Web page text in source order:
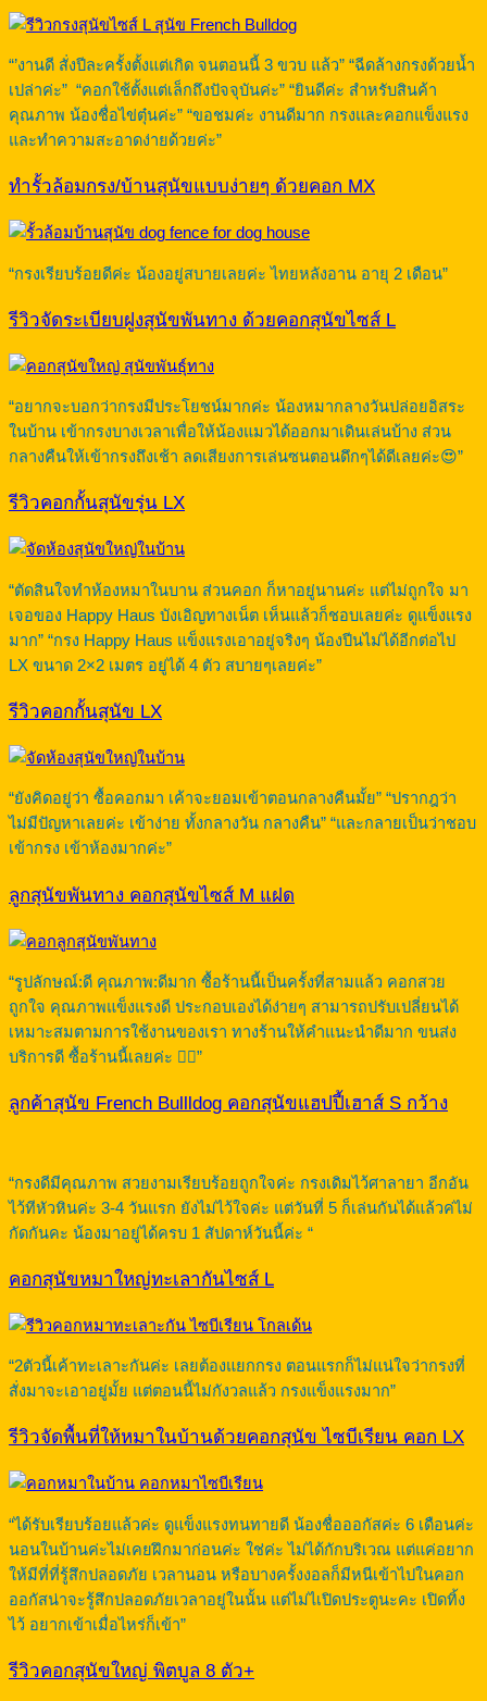
“’งานดี สั่งปีละครั้งตั้งแต่เกิด จนตอนนี้ 3 ขวบ แล้ว” “ฉีดล้างกรงด้วยน้ำ
เปล่าค่ะ” “คอกใช้ตั้งแต่เล็กถึงปัจจุบันค่ะ” “ยินดีค่ะ สำหรับสินค้า
คุณภาพ น้องชื่อไข่ตุ๋นค่ะ” “ขอชมค่ะ งานดีมาก กรงและคอกแข็งแรง
และทำความสะอาดง่ายด้วยค่ะ”
ทำรั้วล้อมกรง/บ้านสุนัขแบบง่ายๆ ด้วยคอก MX
“กรงเรียบร้อยดีค่ะ น้องอยู่สบายเลยค่ะ ไทยหลังอาน อายุ 2 เดือน”
รีวิวจัดระเบียบฝูงสุนัขพันทาง ด้วยคอกสุนัขไซส์ L
“อยากจะบอกว่ากรงมีประโยชน์มากค่ะ น้องหมากลางวันปล่อยอิสระ
ในบ้าน เข้ากรงบางเวลาเพื่อให้น้องแมวได้ออกมาเดินเล่นบ้าง ส่วน
กลางคืนให้เข้ากรงถึงเช้า ลดเสียงการเล่นซนตอนดึกๆได้ดีเลยค่ะ😍”
รีวิวคอกกั้นสุนัขรุ่น LX
“ตัดสินใจทำห้องหมาในบาน ส่วนคอก ก็หาอยู่นานค่ะ แต่ไม่ถูกใจ มา
เจอของ Happy Haus บังเอิญทางเน็ต เห็นแล้วก็ชอบเลยค่ะ ดูแข็งแรง
มาก” “กรง Happy Haus แข็งแรงเอาอยู่จริงๆ น้องปีนไม่ได้อีกต่อไป
LX ขนาด 2×2 เมตร อยู่ได้ 4 ตัว สบายๆเลยค่ะ”
รีวิวคอกกั้นสุนัข LX
“ยังคิดอยู่ว่า ซื้อคอกมา เค้าจะยอมเข้าตอนกลางคืนมั้ย” “ปรากฎว่า
ไม่มีปัญหาเลยค่ะ เข้าง่าย ทั้งกลางวัน กลางคืน” “และกลายเป็นว่าชอบ
เข้ากรง เข้าห้องมากค่ะ”
ลูกสุนัขพันทาง คอกสุนัขไซส์ M แฝด
“รูปลักษณ์:ดี คุณภาพ:ดีมาก ซื้อร้านนี้เป็นครั้งที่สามแล้ว คอกสวย
ถูกใจ คุณภาพแข็งแรงดี ประกอบเองได้ง่ายๆ สามารถปรับเปลี่ยนได้
เหมาะสมตามการใช้งานของเรา ทางร้านให้คำแนะนำดีมาก ขนส่ง
บริการดี ซื้อร้านนี้เลยค่ะ 👍🏻”
ลูกค้าสุนัข French Bullldog คอกสุนัขแฮปปี้เฮาส์ S กว้าง
“กรงดีมีคุณภาพ สวยงามเรียบร้อยถูกใจค่ะ กรงเดิมไว้ศาลายา อีกอัน
ไว้ทีหัวหินค่ะ 3-4 วันแรก ยังไม่ไว้ใจค่ะ แต่วันที่ 5 ก็เล่นกันได้แล้วค่ไม่
กัดกันคะ น้องมาอยู่ได้ครบ 1 สัปดาห์วันนี้ค่ะ “
คอกสุนัขหมาใหญ่ทะเลากันไซส์ L
“2ตัวนี้เค้าทะเลาะกันค่ะ เลยต้องแยกกรง ตอนแรกก็ไม่แน่ใจว่ากรงที่
สั่งมาจะเอาอยู่มั้ย แต่ตอนนี้ไม่กังวลแล้ว กรงแข็งแรงมาก”
รีวิวจัดพื้นที่ให้หมาในบ้านด้วยคอกสุนัข ไซบีเรียน คอก LX
“ได้รับเรียบร้อยแล้วค่ะ ดูแข็งแรงทนทายดี น้องชื่อออกัสค่ะ 6 เดือนค่ะ
นอนในบ้านค่ะไม่เคยฝึกมาก่อนค่ะ ใช่ค่ะ ไม่ได้กักบริเวณ แต่แค่อยาก
ให้มีที่ที่รู้สึกปลอดภัย เวลานอน หรือบางครั้งงอลก็มีหนีเข้าไปในคอก
ออกัสน่าจะรู้สึกปลอดภัยเวลาอยู่ในนั้น แต่ไม่ไเปิดประตูนะคะ เปิดทิ้ง
ไว้ อยากเข้าเมื่อไหร่ก็เข้า”
รีวิวคอกสุนัขใหญ่ พิตบูล 8 ตัว+